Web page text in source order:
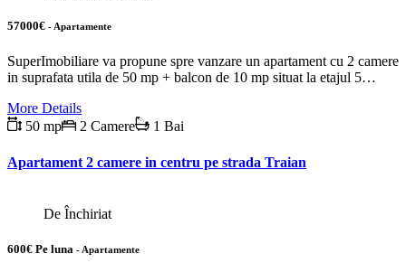
57000€ - Apartamente
SuperImobiliare va propune spre vanzare un apartament cu 2 camere
in suprafata utila de 50 mp + balcon de 10 mp situat la etajul 5…
More Details
50 mp
2 Camere 1 Bai
Apartament 2 camere in centru pe strada Traian
De Închiriat
600€ Pe luna - Apartamente